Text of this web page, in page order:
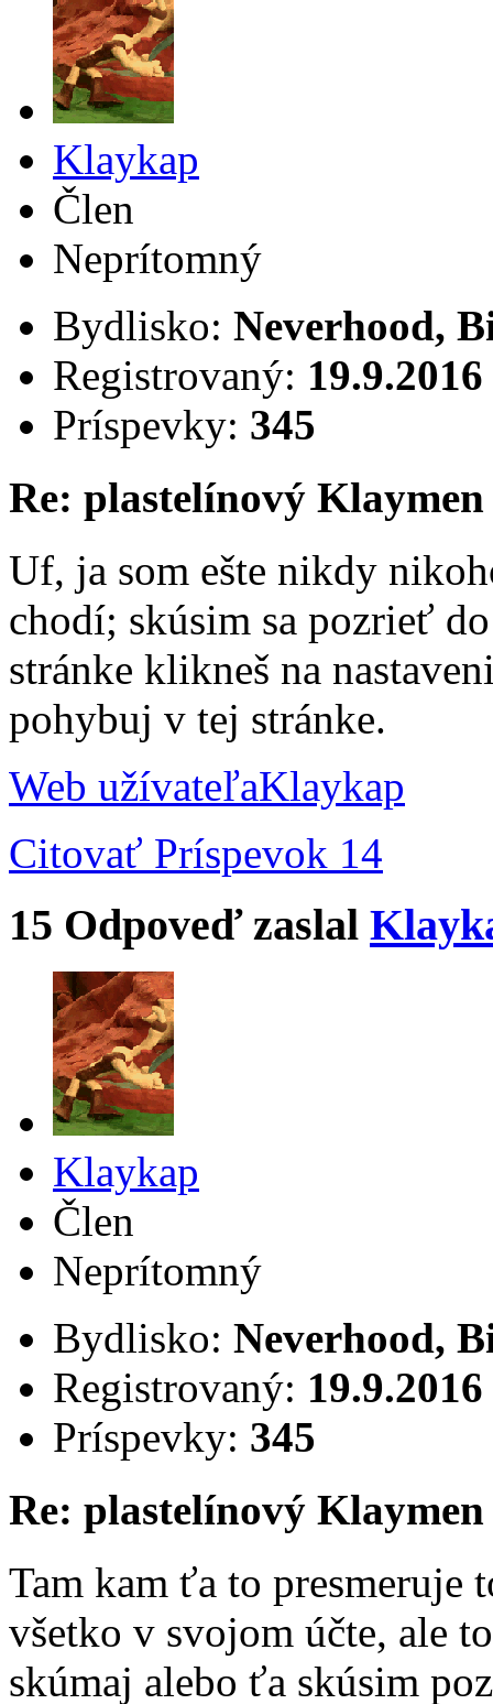
Klaykap
Člen
Neprítomný
Bydlisko: Neverhood,
Registrovaný: 19.9.2016
Príspevky: 345
Re: plastelínový Klaymen
Uf, ja som ešte nikdy
chodí; skúsim sa pozrieť
stránke klikneš na
pohybuj v tej stránke.
Web užívateľaKlaykap
Citovať Príspevok 14
15 Odpoveď zaslal
Klaykap
Člen
Neprítomný
Bydlisko: Neverhood,
Registrovaný: 19.9.2016
Príspevky: 345
Re: plastelínový Klaymen
Tam kam ťa to presmeruje
všetko v svojom účte, ale
skúmaj alebo ťa skúsim